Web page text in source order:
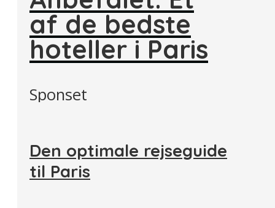
af de bedste
hoteller i Paris
Sponset
Den optimale rejseguide
til Paris